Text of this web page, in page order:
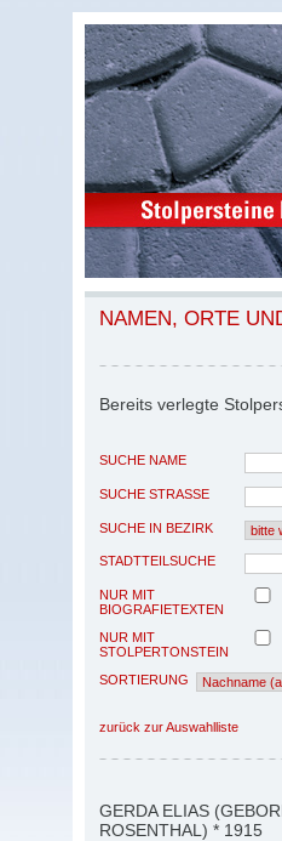
NAMEN, ORTE
Bereits verlegte
SUCHE NAME
SUCHE STRASSE
SUCHE IN BEZIRK
STADTTEILSUCHE
NUR MIT
BIOGRAFIETEXTEN
NUR MIT
STOLPERTONSTEIN
SORTIERUNG
zurück zur Auswahlliste
GERDA ELIAS
ROSENTHAL) * 1915